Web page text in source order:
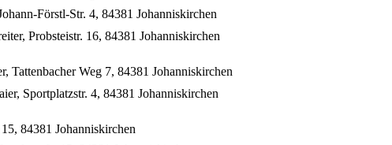
Förstl-Str. 4, 84381 Johanniskirchen
Probsteistr. 16, 84381 Johanniskirchen
Tattenbacher Weg 7, 84381 Johanniskirchen
Sportplatzstr. 4, 84381 Johanniskirchen
84381 Johanniskirchen